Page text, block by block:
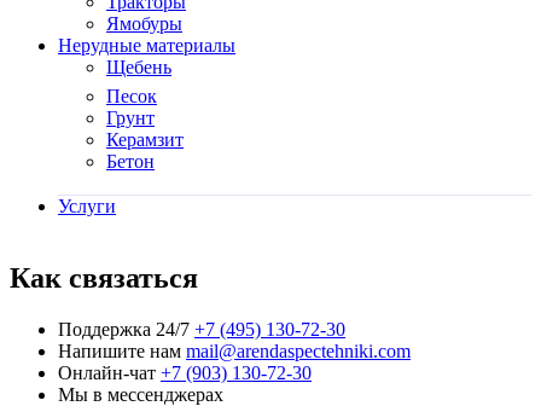
Нерудные материалы
Щебень
Песок
Грунт
Керамзит
Бетон
Ямобуры
Услуги
Как связаться
Поддержка 24/7 +7 (495) 130-72-30
Напишите нам mail@arendaspectehniki.com
Онлайн-чат +7 (903) 130-72-30
Мы в мессенджерах